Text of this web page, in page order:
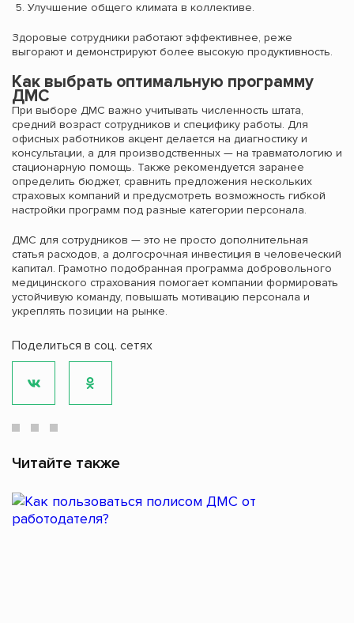
Улучшение общего климата в коллективе.
Здоровые сотрудники работают эффективнее, реже
выгорают и демонстрируют более высокую продуктивность.
Как выбрать оптимальную программу
ДМС
При выборе ДМС важно учитывать численность штата,
средний возраст сотрудников и специфику работы. Для
офисных работников акцент делается на диагностику и
консультации, а для производственных — на травматологию и
стационарную помощь. Также рекомендуется заранее
определить бюджет, сравнить предложения нескольких
страховых компаний и предусмотреть возможность гибкой
настройки программ под разные категории персонала.
ДМС для сотрудников — это не просто дополнительная
статья расходов, а долгосрочная инвестиция в человеческий
капитал. Грамотно подобранная программа добровольного
медицинского страхования помогает компании формировать
устойчивую команду, повышать мотивацию персонала и
укреплять позиции на рынке.
Поделиться в соц. сетях
Читайте также